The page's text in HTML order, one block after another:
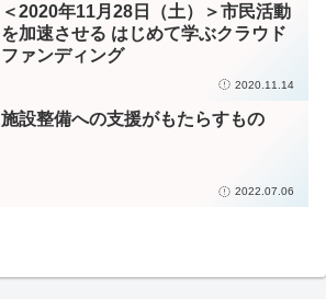
にアメリカ上映へ！」
＜2020年11月28日（土）＞市民活動
を加速させる はじめて学ぶクラウド
ファンディング
2020.11.14
施設整備への支援がもたらすもの
2022.07.06